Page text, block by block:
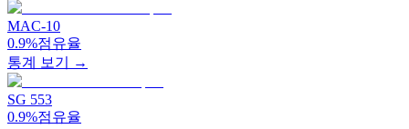
MAC-10
0.9%점유율
통계 보기 →
SG 553
0.9%점유율